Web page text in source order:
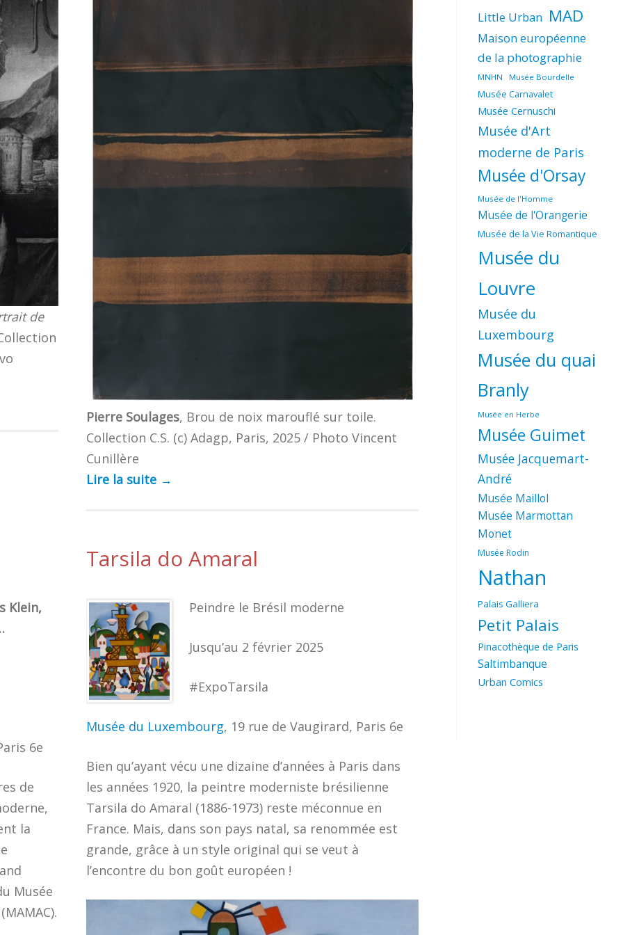
de
Pierre Soulages, Brou de noix marouflé sur toile.
Collection C.S. (c) Adagp, Paris, 2025 / Photo Vincent
Cunillère
Lire la suite →
Klein,
6e
de
la
Musée
Tarsila do Amaral
Peindre le Brésil moderne
Jusqu’au 2 février 2025
#ExpoTarsila
Musée du Luxembourg, 19 rue de Vaugirard, Paris 6e
Bien qu’ayant vécu une dizaine d’années à Paris dans
les années 1920, la peintre moderniste brésilienne
Tarsila do Amaral (1886-1973) reste méconnue en
France. Mais, dans son pays natal, sa renommée est
grande, grâce à un style original qui se veut à
l’encontre du bon goût européen !
Little Urban MAD
Maison européenne
de la photographie
MNHN Musée Bourdelle
Musée Carnavalet
Musée Cernuschi
Musée d'Art
moderne de Paris
Musée d'Orsay
Musée de l'Homme
Musée de l'Orangerie
Musée de la Vie Romantique
Musée du
Louvre
Musée du
Luxembourg
Musée du quai
Branly
Musée en Herbe
Musée Guimet
Musée Jacquemart-
André
Musée Maillol
Musée Marmottan
Monet
Musée Rodin
Nathan
Palais Galliera
Petit Palais
Pinacothèque de Paris
Saltimbanque
Urban Comics